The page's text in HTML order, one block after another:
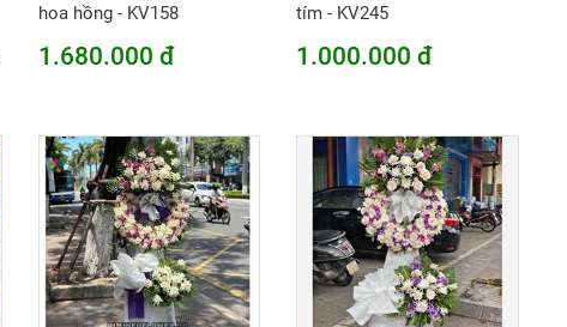
hoa hồng - KV158
1.680.000 đ
tím - KV245
1.000.000 đ